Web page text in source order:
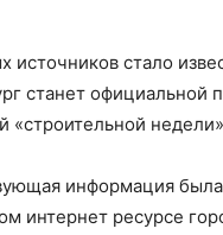
источников стало
станет официальной
«строительной
информация
интернет ресурсе